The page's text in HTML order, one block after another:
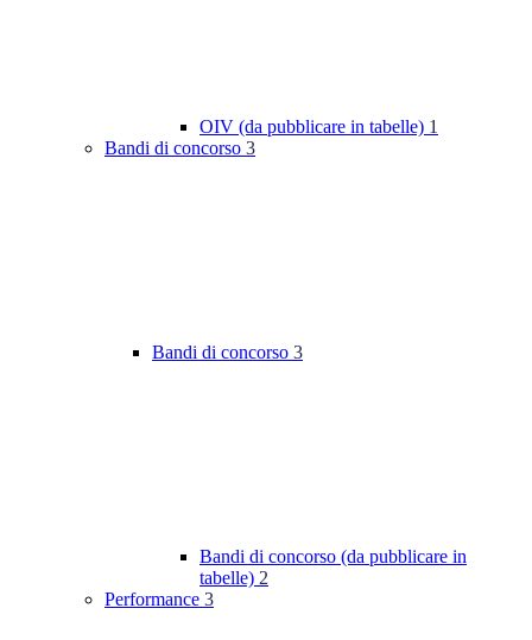
OIV (da pubblicare in tabelle) 1
Bandi di concorso 3
Bandi di concorso 3
Bandi di concorso (da pubblicare in
tabelle) 2
Performance 3